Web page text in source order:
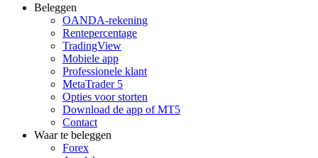
Beleggen
OANDA-rekening
Rentepercentage
TradingView
Mobiele app
Professionele klant
MetaTrader 5
Opties voor storten
Download de app of MT5
Contact
Waar te beleggen
Forex